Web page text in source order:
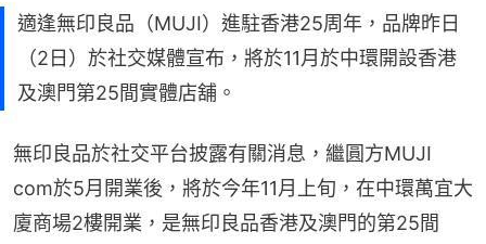
適逢無印良品（MUJI）進駐香港25周年，品牌昨日
（2日）於社交媒體宣布，將於11月於中環開設香港
及澳門第25間實體店舖。
無印良品於社交平台披露有關消息，繼圓方MUJI
com於5月開業後，將於今年11月上旬，在中環萬宜大
廈商場2樓開業，是無印良品香港及澳門的第25間